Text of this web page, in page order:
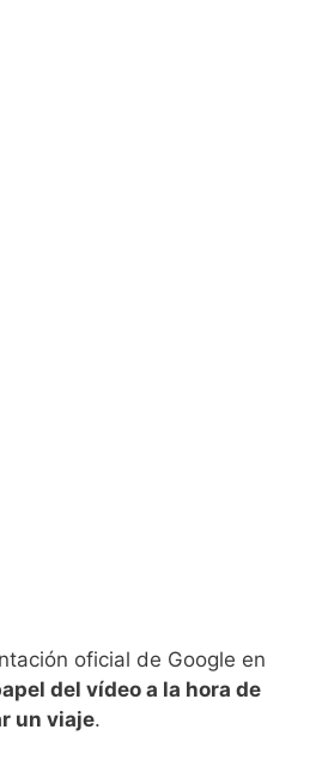
oficial de Google en
del vídeo a la hora de
un viaje.